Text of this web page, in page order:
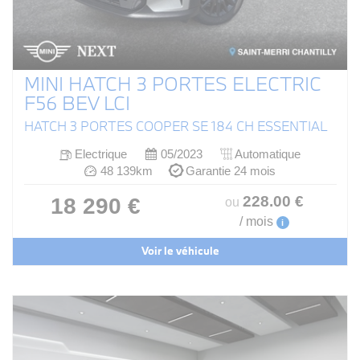
MINI HATCH 3 PORTES ELECTRIC
F56 BEV LCI
HATCH 3 PORTES COOPER SE 184 CH ESSENTIAL
Electrique 05/2023
Automatique
48 139km
Garantie 24 mois
18 290 € ou 228.00 €
/ mois i
Voir le véhicule